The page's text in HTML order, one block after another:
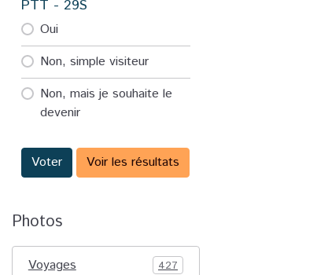
PTT - 29S
Oui
Non, simple visiteur
Non, mais je souhaite le
devenir
Voter Voir les résultats
Photos
Voyages 427